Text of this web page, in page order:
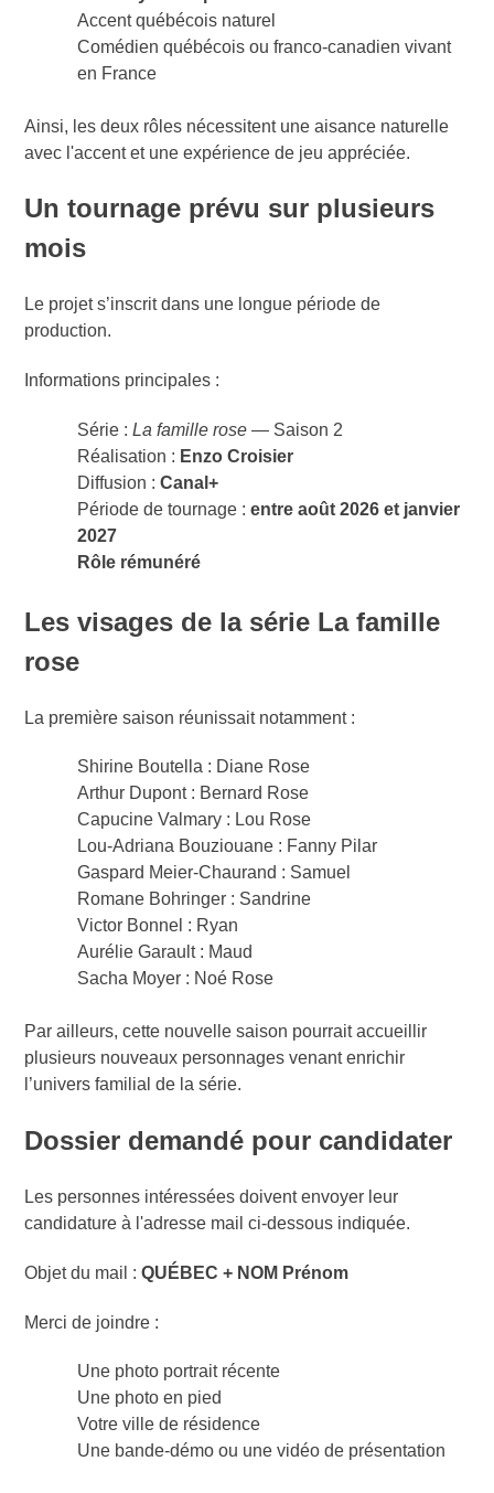
Accent québécois naturel
Comédien québécois ou franco-canadien vivant
en France
Ainsi, les deux rôles nécessitent une aisance naturelle
avec l'accent et une expérience de jeu appréciée.
Un tournage prévu sur plusieurs
mois
Le projet s’inscrit dans une longue période de
production.
Informations principales :
Série :La famille rose — Saison 2
Réalisation : Enzo Croisier
Diffusion :Canal+
Période de tournage :entre août 2026 et janvier
2027
Rôle rémunéré
Les visages de la série La famille
rose
La première saison réunissait notamment :
Shirine Boutella : Diane Rose
Arthur Dupont : Bernard Rose
Capucine Valmary : Lou Rose
Lou-Adriana Bouziouane : Fanny Pilar
Gaspard Meier-Chaurand : Samuel
Romane Bohringer : Sandrine
Victor Bonnel : Ryan
Aurélie Garault : Maud
Sacha Moyer : Noé Rose
Par ailleurs, cette nouvelle saison pourrait accueillir
plusieurs nouveaux personnages venant enrichir
l’univers familial de la série.
Dossier demandé pour candidater
Les personnes intéressées doivent envoyer leur
candidature à l'adresse mail ci-dessous indiquée.
Objet du mail :QUÉBEC + NOM Prénom
Merci de joindre :
Une photo portrait récente
Une photo en pied
Votre ville de résidence
Une bande-démo ou une vidéo de présentation